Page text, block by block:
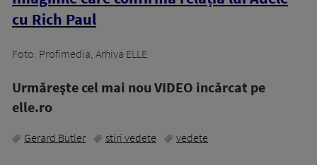
cu Rich Paul
Foto: Profimedia, Arhiva ELLE
Urmăreşte cel mai nou VIDEO incărcat pe
elle.ro
Gerard Butler stiri vedete vedete